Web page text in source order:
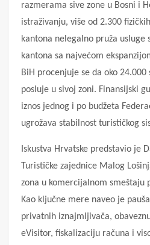
razmerama sive zone u Bosni i
istraživanju, više od 2.300
kantona nelegalno pruža usluge
kantona sa najvećom
BiH procenjuje se da oko
posluje u sivoj zoni. Finansijski
iznos jednog i po budžeta
ugrožava stabilnost turističkog
Iskustva Hrvatske predstavio je
Turističke zajednice Malog
zona u komercijalnom smeštaju
Kao ključne mere naveo je
privatnih iznajmljivača,
eVisitor, fiskalizaciju računa i